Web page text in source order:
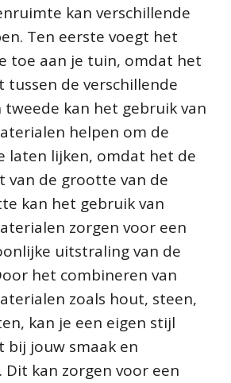
kan verschillende
Ten eerste voegt het
toe aan je tuin, omdat het
de verschillende
tweede kan het gebruik van
helpen om de
laten lijken, omdat het de
van de grootte van de
kan het gebruik van
zorgen voor een
uitstraling van de
het combineren van
zoals hout, steen,
kan je een eigen stijl
bij jouw smaak en
kan zorgen voor een